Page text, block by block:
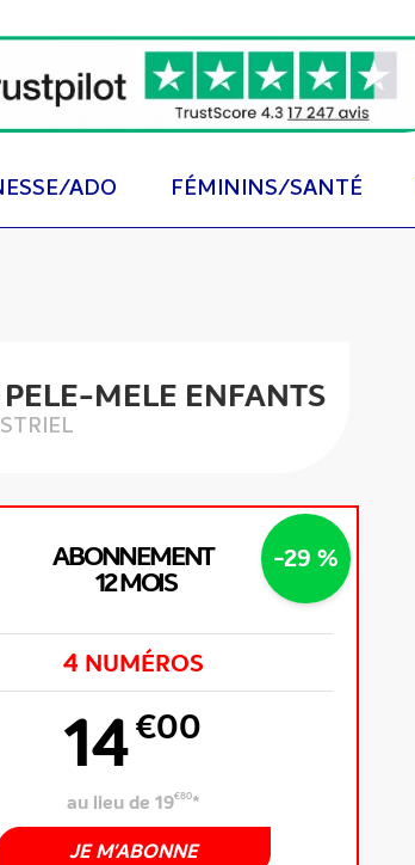
ADO FÉMININS/SANTÉ
MELE ENFANTS
-29 %
ABONNEMENT
12 MOIS
4 NUMÉROS
14€00
au lieu de 19€80*
JE M'ABONNE